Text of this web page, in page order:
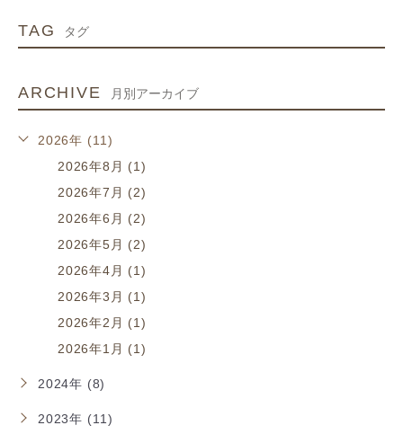
TAG タグ
ARCHIVE 月別アーカイブ
2026年 (11)
2026年8月 (1)
2026年7月 (2)
2026年6月 (2)
2026年5月 (2)
2026年4月 (1)
2026年3月 (1)
2026年2月 (1)
2026年1月 (1)
2024年 (8)
2023年 (11)